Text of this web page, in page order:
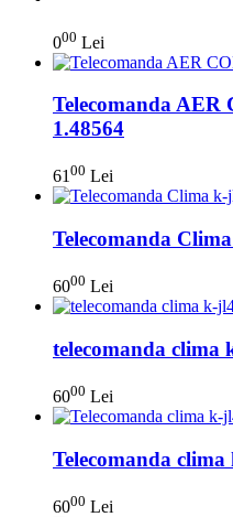
000 Lei
Telecomanda
1.48564
61 00 Lei
Telecomanda
6000 Lei
telecomanda clima
6000 Lei
Telecomanda
6000 Lei